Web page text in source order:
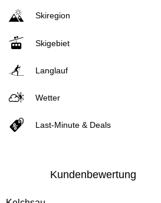
Skiregion
Skigebiet
Langlauf
Wetter
Last-Minute & Deals
Kundenbewertung